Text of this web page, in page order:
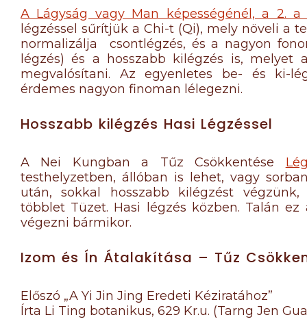
A Lágyság vagy Man képességénél, a 2. a
légzéssel sűrítjük a Chi-t (Qi), mely növeli a
normalizálja csontlégzés, és a nagyon
légzés) és a hosszabb kilégzés is, melyet
megvalósítani. Az egyenletes be- és ki-
érdemes nagyon finoman lélegezni.
Hosszabb kilégzés Hasi Légzéssel
A Nei Kungban a Tűz Csökkentése
testhelyzetben, állóban is lehet, vagy
után, sokkal hosszabb kilégzést
többlet Tüzet. Hasi légzés közben. Talán
végezni bármikor.
Izom és Ín Átalakítása – Tűz
Előszó „A Yi Jin Jing Eredeti Kéziratához”
Írta Li Ting botanikus, 629 Kr.u. (Tarng Jen